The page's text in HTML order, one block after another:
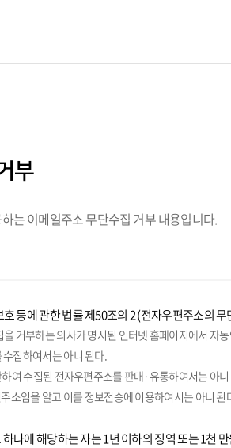
부
는 이메일주소 무단수집 거부 내용입니다.
등에 관한 법률 제50조의 2 (전자우편주소의 무
거부하는 의사가 명시된 인터넷 홈페이지에서 자
집하여서는 아니 된다.
여 수집된 전자우편주소를 판매·유통하여서는 아
소임을 알고 이를 정보전송에 이용하여서는 아니 된
나에 해당하는 자는 1년 이하의 징역 또는 1천